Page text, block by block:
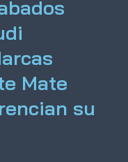
Mate
su